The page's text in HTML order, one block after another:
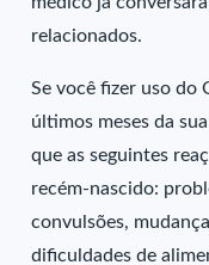
relacionados.
Se você fizer uso do
últimos meses da
que as seguintes
recém-nascido:
convulsões,
dificuldades de